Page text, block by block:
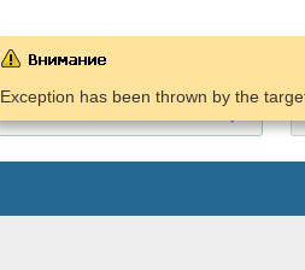
Exception has been thrown by the